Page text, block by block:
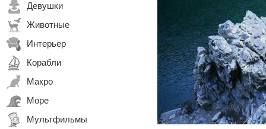
Девушки
Животные
Интерьер
Корабли
Макро
Море
Мультфильмы